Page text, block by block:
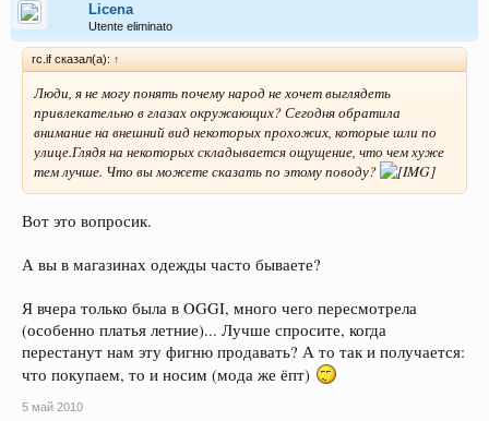
Licena
Utente eliminato
rc.if сказал(а): ↑
Люди, я не могу понять почему народ не хочет выглядеть
привлекательно в глазах окружающих? Сегодня обратила
внимание на внешний вид некоторых прохожих, которые шли по
улице.Глядя на некоторых складывается ощущение, что чем хуже
тем лучше. Что вы можете сказать по этому поводу?
Вот это вопросик.
А вы в магазинах одежды часто бываете?
Я вчера только была в OGGI, много чего пересмотрела
(особенно платья летние)... Лучше спросите, когда
перестанут нам эту фигню продавать? А то так и получается:
что покупаем, то и носим (мода же ёпт)
5 май 2010